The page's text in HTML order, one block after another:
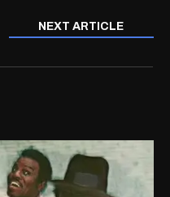
NEXT ARTICLE